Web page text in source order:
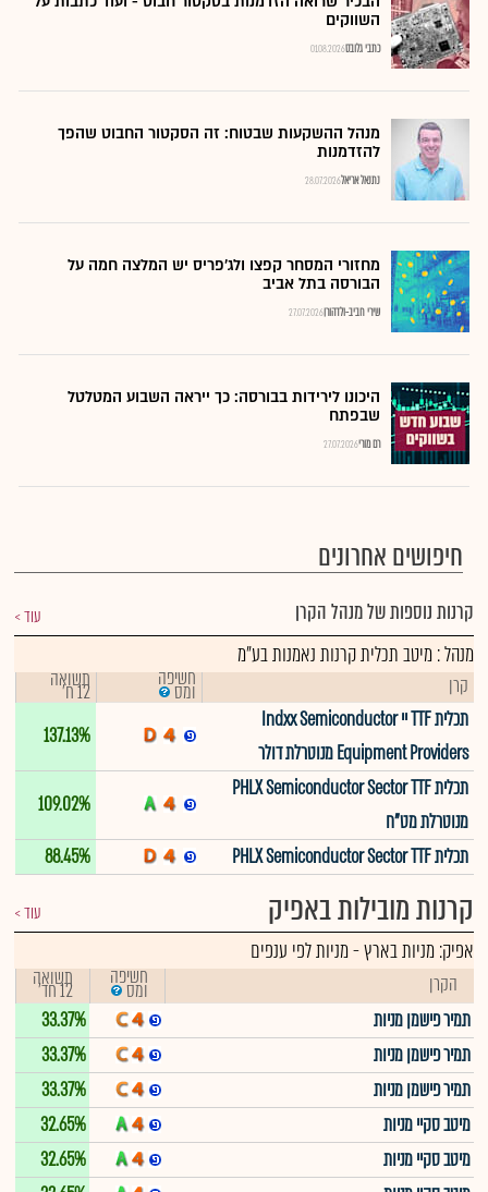
השווקים
01.08.2026כתבי גלובס
מנהל ההשקעות שבטוח: זה הסקטור החבוט שהפך
להזדמנות
28.07.2026נתנאל אריאל
מחזורי המסחר קפצו ולג'פריס יש המלצה חמה על
הבורסה בתל אביב
27.07.2026שירי חביב-ולדהורן
היכונו לירידות בבורסה: כך ייראה השבוע המטלטל
שבפתח
27.07.2026רם מורי
חיפושים אחרונים
קרנות נוספות של מנהל הקרן עוד
מנהל : מיטב תכלית קרנות נאמנות בע"מ
קרן חשיפה
ומס תשואה
12 ח'
תכלית TTF יי Indxx Semiconductor
Equipment Providers מנוטרלת דולר
137.13%
תכלית PHLX Semiconductor Sector TTF
מנוטרלת מט"ח
109.02%
תכלית PHLX Semiconductor Sector TTF
88.45%
קרנות מובילות באפיק עוד
אפיק:מניות בארץ-מניות לפי ענפים
הקרן חשיפה
ומס תשואה
12 חד'
תמיר פישמן מניות
33.37%
תמיר פישמן מניות
33.37%
תמיר פישמן מניות
33.37%
מיטב סקיי מניות
32.65%
מיטב סקיי מניות
32.65%